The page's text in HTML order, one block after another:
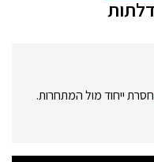
חסרת ייחוד מול המתחרות.